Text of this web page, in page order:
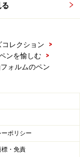
のなんです。私
とても好きなの
に入れた。
はないが、じき
そかに愉しみにし
再びシルバーの輝
しみがある。
コレクション
>
ンを愉しむ
>
ォルムのペン
ポリシー
標・免責